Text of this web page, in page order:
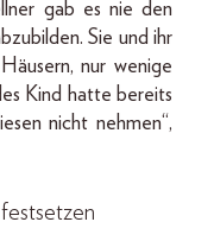
gab es nie den
Sie und ihr
nur wenige
Kind hatte bereits
nicht nehmen“,